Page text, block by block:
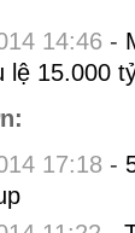
14:46 -
lệ 15.000
17:18 -